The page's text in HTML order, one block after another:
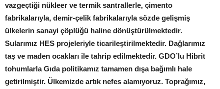
vazgeçtiği nükleer ve termik santrallerle, çimento
fabrikalarıyla, demir-çelik fabrikalarıyla sözde gelişmiş
ülkelerin sanayi çöplüğü haline dönüştürülmektedir.
Sularımız HES projeleriyle ticarileştirilmektedir. Dağlarımız
taş ve maden ocakları ile tahrip edilmektedir. GDO’lu Hibrit
tohumlarla Gıda politikamız tamamen dışa bağımlı hale
getirilmiştir. Ülkemizde artık nefes alamıyoruz. Toprağımız,